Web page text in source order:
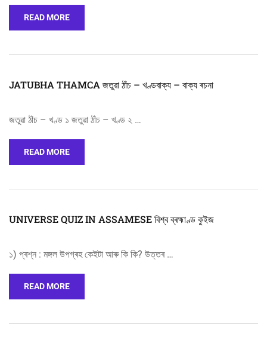
READ MORE
JATUBHA THAMCA জতুৱা ঠাঁচ – খণ্ডবাক্য – বাক্য ৰচনা
জতুৱা ঠাঁচ – খণ্ড ১ জতুৱা ঠাঁচ – খণ্ড ২ …
READ MORE
UNIVERSE QUIZ IN ASSAMESE বিশ্ব ব্ৰহ্মাণ্ড কুইজ
১) প্ৰশ্ন : মঙ্গল উপগ্ৰহ কেইটা আৰু কি কি? উত্তৰ …
READ MORE